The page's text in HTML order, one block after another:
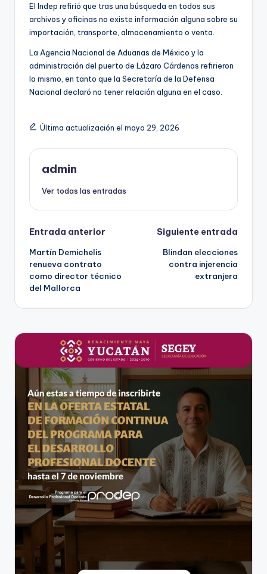
El Indep refirió que tras una búsqueda en todos sus
archivos y oficinas no existe información alguna sobre su
importación, transporte, almacenamiento o venta.
La Agencia Nacional de Aduanas de México y la
administración del puerto de Lázaro Cárdenas refirieron
lo mismo, en tanto que la Secretaría de la Defensa
Nacional declaró no tener relación alguna en el caso.
Última actualización el mayo 29, 2026
admin
Ver todas las entradas
Navegación
de
entradas
Entrada anterior
Martín Demichelis
renueva contrato
como director técnico
del Mallorca
Siguiente entrada
Blindan elecciones
contra injerencia
extranjera